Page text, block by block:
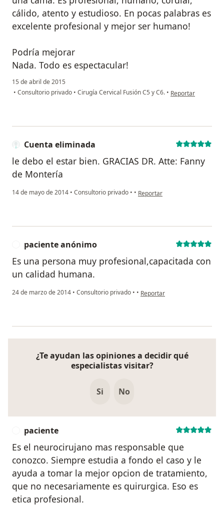
cálido, atento y estudioso. En pocas palabras es
excelente profesional y mejor ser humano!
Podría mejorar
Nada. Todo es espectacular!
15 de abril de 2015
• Consultorio privado • Cirugía Cervical Fusión C5 y C6. • en opinión del
Reportar
Cuenta eliminada
le debo el estar bien. GRACIAS DR. Atte: Fanny
de Montería
14 de mayo de 2014 • Consultorio privado • • en opinión del usuario Cuenta
Reportar
paciente anónimo
Es una persona muy profesional,capacitada con
un calidad humana.
24 de marzo de 2014 • Consultorio privado • • en opinión del usuario
Reportar
¿Te ayudan las opiniones a decidir qué
especialistas visitar?
Si No
paciente
Es el neurocirujano mas responsable que
conozco. Siempre estudia a fondo el caso y le
ayuda a tomar la mejor opcion de tratamiento,
que no necesariamente es quirurgica. Eso es
etica profesional.